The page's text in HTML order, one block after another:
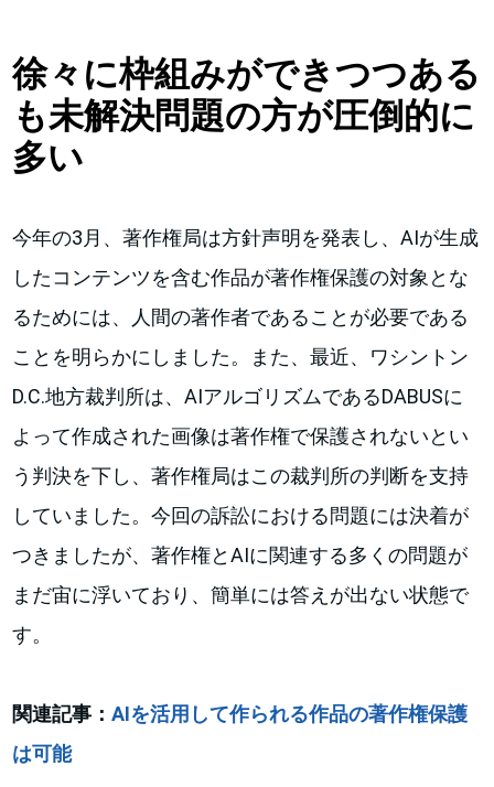
徐々に枠組みができつつある
も未解決問題の方が圧倒的に
多い
今年の3月、著作権局は方針声明を発表し、AIが生成
したコンテンツを含む作品が著作権保護の対象とな
るためには、人間の著作者であることが必要である
ことを明らかにしました。また、最近、ワシントン
D.C.地方裁判所は、AIアルゴリズムであるDABUSに
よって作成された画像は著作権で保護されないとい
う判決を下し、著作権局はこの裁判所の判断を支持
していました。今回の訴訟における問題には決着が
つきましたが、著作権とAIに関連する多くの問題が
まだ宙に浮いており、簡単には答えが出ない状態で
す。
関連記事：AIを活用して作られる作品の著作権保護
は可能